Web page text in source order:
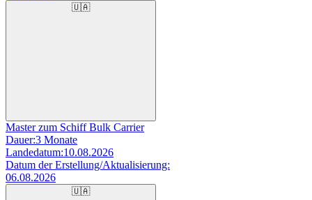
🇺🇦
Master zum Schiff Bulk Carrier
Dauer:3 Monate
Landedatum:10.08.2026
Datum der Erstellung/Aktualisierung:
06.08.2026
🇺🇦